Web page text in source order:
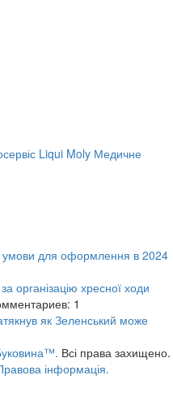
Liqui Moly Медичне
умови для оформлення в 2024
організацію хресної ходи
1
як Зеленський може
Всі права захищено.
інформація.